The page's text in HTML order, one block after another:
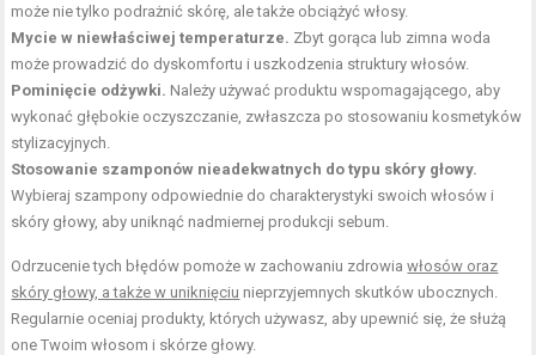
może nie tylko podrażnić skórę, ale także obciążyć włosy.
Mycie w niewłaściwej temperaturze. Zbyt gorąca lub zimna woda
może prowadzić do dyskomfortu i uszkodzenia struktury włosów.
Pominięcie odżywki. Należy używać produktu wspomagającego, aby
wykonać głębokie oczyszczanie, zwłaszcza po stosowaniu kosmetyków
stylizacyjnych.
Stosowanie szamponów nieadekwatnych do typu skóry głowy.
Wybieraj szampony odpowiednie do charakterystyki swoich włosów i
skóry głowy, aby uniknąć nadmiernej produkcji sebum.
Odrzucenie tych błędów pomoże w zachowaniu zdrowiawłosów oraz
skóry głowy, a także w uniknięciu nieprzyjemnych skutków ubocznych.
Regularnie oceniaj produkty, których używasz, aby upewnić się, że służą
one Twoim włosom i skórze głowy.